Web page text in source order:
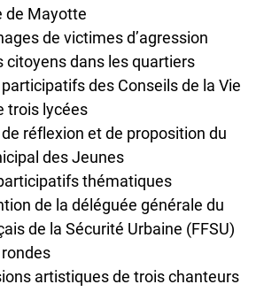
de Mayotte
de victimes d’agression
citoyens dans les quartiers
des Conseils de la Vie
trois lycées
réflexion et de proposition du
des Jeunes
thématiques
de la déléguée générale du
de la Sécurité Urbaine (FFSU)
artistiques de trois chanteurs